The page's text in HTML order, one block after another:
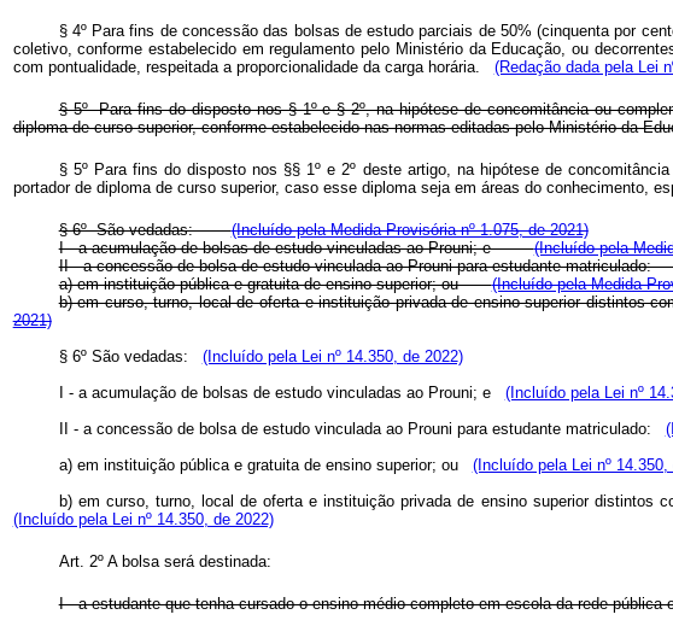
§ 4º Para fins de concessão das bolsas de estudo parciais de 50% (cinquenta por
coletivo, conforme estabelecido em regulamento pelo Ministério da Educação, ou
com pontualidade, respeitada a proporcionalidade da carga horária.
(Redação dada pela Lei
§ 5º Para fins do disposto nos § 1º e § 2º, na hipótese de concomitância ou
diploma de curso superior, conforme estabelecido nas normas editadas pelo Ministério
§ 5º Para fins do disposto nos §§ 1º e 2º deste artigo, na hipótese de
portador de diploma de curso superior, caso esse diploma seja em áreas do conhecimento,
§ 6º São vedadas:(Incluído pela Medida Provisória nº 1.075, de 2021)
I - a acumulação de bolsas de estudo vinculadas ao Prouni; e(Incluído pela
II - a concessão de bolsa de estudo vinculada ao Prouni para estudante
a) em instituição pública e gratuita de ensino superior; ou(Incluído pela Medida
b) em curso, turno, local de oferta e instituição privada de ensino superior
2021)
§ 6º São vedadas:
(Incluído pela Lei nº 14.350, de 2022)
I - a acumulação de bolsas de estudo vinculadas ao Prouni; e
(Incluído pela Lei nº
II - a concessão de bolsa de estudo vinculada ao Prouni para estudante matriculado:
a) em instituição pública e gratuita de ensino superior; ou
(Incluído pela Lei nº 14.350,
b) em curso, turno, local de oferta e instituição privada de ensino superior distintos
(Incluído pela Lei nº 14.350, de 2022)
Art. 2º A bolsa será destinada:
I - a estudante que tenha cursado o ensino médio completo em escola da rede